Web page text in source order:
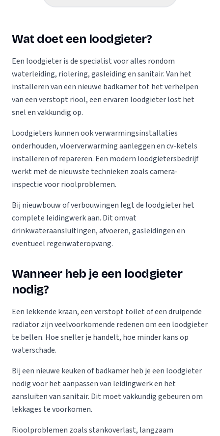
Wat doet een loodgieter?
Een loodgieter is de specialist voor alles rondom
waterleiding, riolering, gasleiding en sanitair. Van het
installeren van een nieuwe badkamer tot het verhelpen
van een verstopt riool, een ervaren loodgieter lost het
snel en vakkundig op.
Loodgieters kunnen ook verwarmingsinstallaties
onderhouden, vloerverwarming aanleggen en cv-ketels
installeren of repareren. Een modern loodgietersbedrijf
werkt met de nieuwste technieken zoals camera-
inspectie voor rioolproblemen.
Bij nieuwbouw of verbouwingen legt de loodgieter het
complete leidingwerk aan. Dit omvat
drinkwateraansluitingen, afvoeren, gasleidingen en
eventueel regenwateropvang.
Wanneer heb je een loodgieter
nodig?
Een lekkende kraan, een verstopt toilet of een druipende
radiator zijn veelvoorkomende redenen om een loodgieter
te bellen. Hoe sneller je handelt, hoe minder kans op
waterschade.
Bij een nieuwe keuken of badkamer heb je een loodgieter
nodig voor het aanpassen van leidingwerk en het
aansluiten van sanitair. Dit moet vakkundig gebeuren om
lekkages te voorkomen.
Rioolproblemen zoals stankoverlast, langzaam